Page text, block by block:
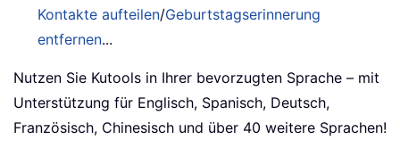
Kontakte aufteilen/Geburtstagserinnerung
entfernen...
Nutzen Sie Kutools in Ihrer bevorzugten Sprache – mit
Unterstützung für Englisch, Spanisch, Deutsch,
Französisch, Chinesisch und über 40 weitere Sprachen!